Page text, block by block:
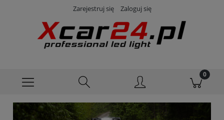
Zarejestruj się Zaloguj się